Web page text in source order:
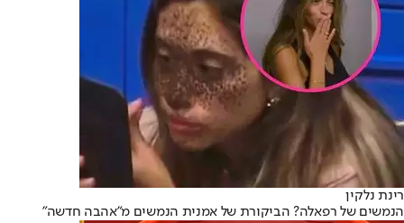
רינת נלקין
הנמשים של רפאלה? הביקורת של אמנית הנמשים מ"אהבה חדשה"